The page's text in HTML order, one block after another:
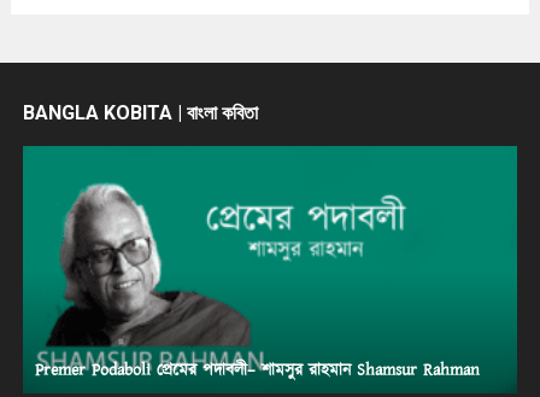
BANGLA KOBITA | বাংলা কবিতা
Premer Podaboli প্রেমের পদাবলী– শামসুর রাহমান Shamsur Rahman